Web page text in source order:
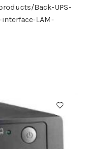
Back-UPS-
interface-LAM-